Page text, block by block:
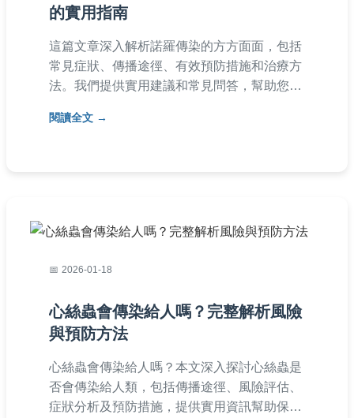
的實用指南
這篇文章深入解析諾羅傳染的方方面面，包括
常見症狀、傳播途徑、有效預防措施和治療方
法。我們提供實用建議和常見問答，幫助您保
實經驗和醫學知識，適合家庭參考。
閱讀全文
2026-01-18
心絲蟲會傳染給人嗎？完整解析風險
與預防方法
心絲蟲會傳染給人嗎？本文深入探討心絲蟲是
否會傳染給人類，包括傳播途徑、風險評估、
症狀分析及預防措施，提供實用資訊幫助保護